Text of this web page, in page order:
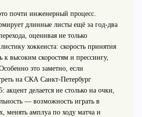
почти инженерный процесс.
длинные листы ещё за год‑два
оценивая не только
хоккеиста: скорость принятия
к высоким скоростям и прессингу,
это заметно, если
на СКА Санкт-Петербург
акцент делается не столько на очки,
— возможность играть в
менять амплуа по ходу матча и